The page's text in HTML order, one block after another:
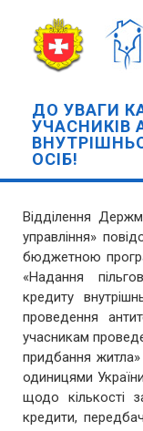
ДО УВАГИ
УЧАСНИКІВ
ОСІБ!
Відділення
управління»
бюджетною
«Надання
кредиту
проведення
учасникам
придбання житла»
одиницями
щодо кількості
кредити,